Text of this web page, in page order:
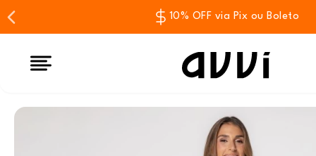
10% OFF via Pix ou Boleto